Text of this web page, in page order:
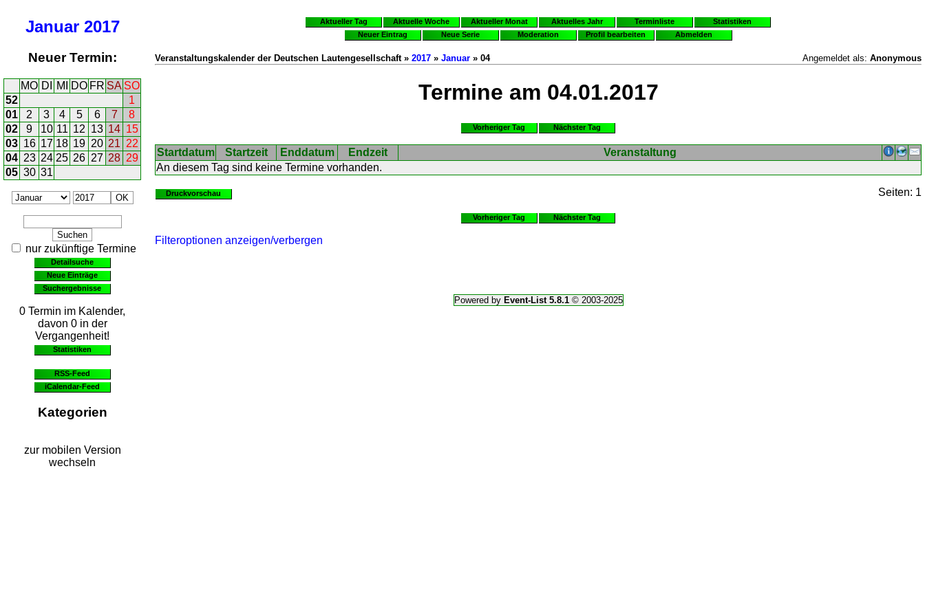
Januar 2017
Neuer Termin:
MO DI MI DO FR SA SO
52
1
01
2 3 4 5 6 7
8
02
9 10 11 12 13 14 15
03 16 17 18 19 20 21 22
04 23 24 25 26 27 28 29
05 30 31
nur zukünftige Termine
Detailsuche
Neue Einträge
Suchergebnisse
0 Termin im Kalender,
davon 0 in der
Vergangenheit!
Statistiken
RSS-Feed
iCalendar-Feed
Kategorien
zur mobilen Version
wechseln
Aktueller Tag Aktuelle Woche Aktueller Monat Aktuelles Jahr Terminliste
Statistiken
Neuer Eintrag
Neue Serie Moderation Profil bearbeiten Abmelden
Veranstaltungskalender der Deutschen Lautengesellschaft » 2017 » Januar » 04 Angemeldet als: Anonymous
Termine am 04.01.2017
Vorheriger Tag Nächster Tag
Startdatum Startzeit Enddatum Endzeit
Veranstaltung
An diesem Tag sind keine Termine vorhanden.
Druckvorschau Seiten: 1
Vorheriger Tag Nächster Tag
Filteroptionen anzeigen/verbergen
Powered by Event-List 5.8.1© 2003-2025